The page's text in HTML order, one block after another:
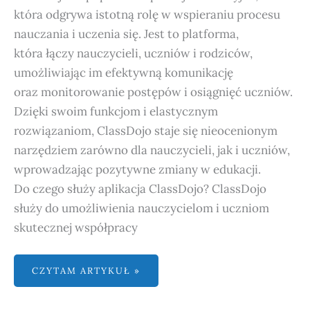
która odgrywa istotną rolę w wspieraniu procesu
nauczania i uczenia się. Jest to platforma,
która łączy nauczycieli, uczniów i rodziców,
umożliwiając im efektywną komunikację
oraz monitorowanie postępów i osiągnięć uczniów.
Dzięki swoim funkcjom i elastycznym
rozwiązaniom, ClassDojo staje się nieocenionym
narzędziem zarówno dla nauczycieli, jak i uczniów,
wprowadzając pozytywne zmiany w edukacji.
Do czego służy aplikacja ClassDojo? ClassDojo
służy do umożliwienia nauczycielom i uczniom
skutecznej współpracy
CZYTAM ARTYKUŁ »